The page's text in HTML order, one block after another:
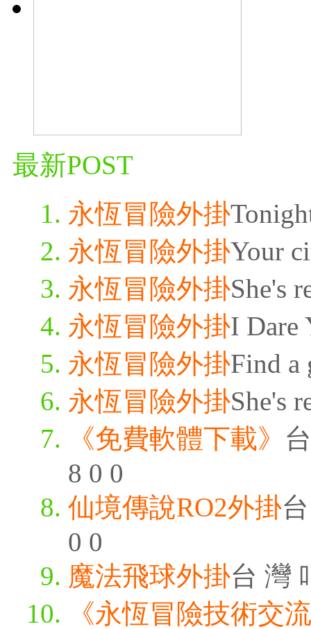
最新POST
永恆冒險外掛
永恆冒險外掛Your
永恆冒險外掛She's
永恆冒險外掛I Dare
永恆冒險外掛Find a
永恆冒險外掛She's
《免費軟體下載》
8 0 0
仙境傳說RO2外掛
0 0
魔法飛球外掛台 灣
《永恆冒險技術交